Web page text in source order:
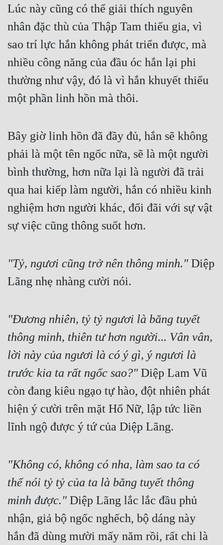
Nữ Phụ
Phong Thủy - Tâm Linh
Phản Phái
Quan Trường
Sảng Văn
Sắc
Sủng
Thanh Xuân
Tiên Hiệp
Tiểu Thuyết
Trọng Sinh
Tu Chân
Tu Tiên
Tội Phạm
Vô Địch
Võ Hiệp
Võng Du
Xuyên Nhanh
Xuyên Thư
Điền Văn
Lúc này cũng có thể giải thích nguyên
nhân đặc thù của Thập Tam thiếu gia, vì
sao trí lực hắn không phát triển được, mà
nhiều công năng của đầu óc hắn lại phi
thường như vậy, đó là vì hắn khuyết thiếu
một phần linh hồn mà thôi.
Bây giờ linh hồn đã đầy đủ, hắn sẽ không
phải là một tên ngốc nữa, sẽ là một người
bình thường, hơn nữa lại là người đã trải
qua hai kiếp làm người, hắn có nhiều kinh
nghiệm hơn người khác, đối đãi với sự vật
sự việc cũng thông suốt hơn.
"Tỷ, ngươi cũng trở nên thông minh." Diệp
Lãng nhẹ nhàng cười nói.
"Đương nhiên, tỷ tỷ ngươi là băng tuyết
thông minh, thiên tư hơn người... Vân vân,
lời này của ngươi là có ý gì, ý ngươi là
trước kia ta rất ngốc sao?" Diệp Lam Vũ
còn đang kiêu ngạo tự hào, đột nhiên phát
hiện ý cười trên mặt Hổ Nữ, lập tức liền
lĩnh ngộ được ý tứ của Diệp Lãng.
"Không có, không có nha, làm sao ta có
thể nói tỷ tỷ của ta là băng tuyết thông
minh được." Diệp Lãng lắc lắc đầu phủ
nhận, giả bộ ngốc nghếch, bộ dáng này
hắn đã dùng mười mấy năm rồi, rất chi là